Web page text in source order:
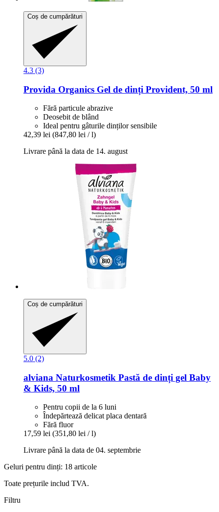
Coș de cumpărături
4.3 (3)
Provida Organics Gel de dinți Provident, 50 ml
Fără particule abrazive
Deosebit de blând
Ideal pentru gâturile dinților sensibile
42,39 lei (847,80 lei / l)
Livrare până la data de 14. august
Coș de cumpărături
5.0 (2)
alviana Naturkosmetik Pastă de dinți gel Baby
& Kids, 50 ml
Pentru copii de la 6 luni
Îndepărtează delicat placa dentară
Fără fluor
17,59 lei (351,80 lei / l)
Livrare până la data de 04. septembrie
Geluri pentru dinți: 18 articole
Toate prețurile includ TVA.
Filtru